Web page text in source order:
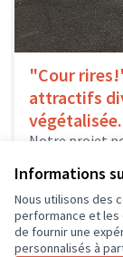
Informations
Nous utilisons des
performance et les
de fournir une
personnalisés à
"Cour
attractifs
végétalisée.
Notre projet
rénovation...